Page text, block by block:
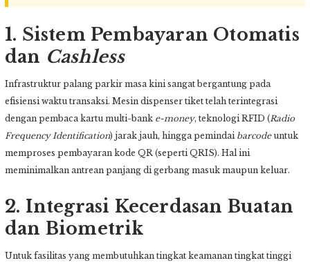
1. Sistem Pembayaran Otomatis
dan Cashless
Infrastruktur palang parkir masa kini sangat bergantung pada
efisiensi waktu transaksi. Mesin dispenser tiket telah terintegrasi
dengan pembaca kartu multi-bank e-money, teknologi RFID (Radio
Frequency Identification) jarak jauh, hingga pemindai barcodeuntuk
memproses pembayaran kode QR (seperti QRIS). Hal ini
meminimalkan antrean panjang di gerbang masuk maupun keluar.
2. Integrasi Kecerdasan Buatan
dan Biometrik
Untuk fasilitas yang membutuhkan tingkat keamanan tingkat tinggi